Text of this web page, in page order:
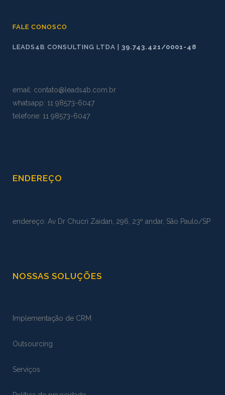
FALE CONOSCO
LEADS4B CONSULTING LTDA | 39.743.421/0001-48
email: contato@leads4b.com.br
whatsapp: 11 98573-6047
telefone: 11 98573-6047
ENDEREÇO
endereço: Av Dr Chucri Zaidan, 296, 23º andar, São Paulo/SP
NOSSAS SOLUÇÕES
Implementação de CRM
Outsourcing
Serviços